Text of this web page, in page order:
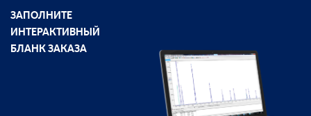
ЗАПОЛНИТЕ
ИНТЕРАКТИВНЫЙ
БЛАНК ЗАКАЗА